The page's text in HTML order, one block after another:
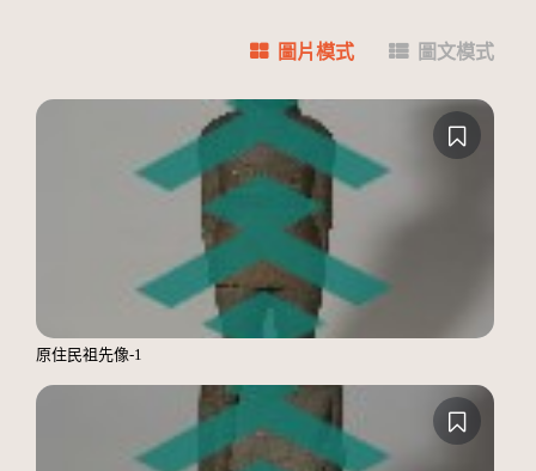
圖片模式 圖文模式
原住民祖先像-1